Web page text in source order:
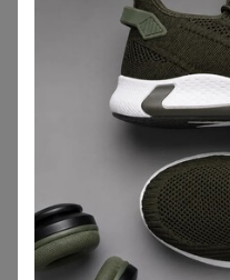
Номинировать на медаль
Будьте первым!